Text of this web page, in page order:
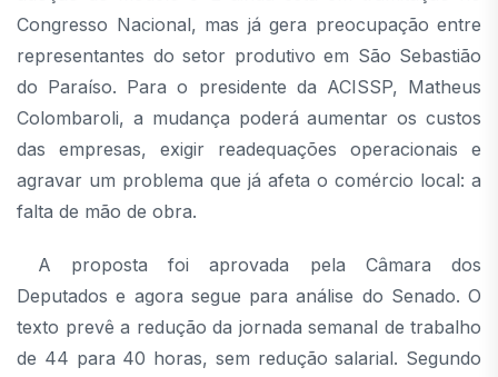
Congresso Nacional, mas já gera preocupação entre
representantes do setor produtivo em São Sebastião
do Paraíso. Para o presidente da ACISSP, Matheus
Colombaroli, a mudança poderá aumentar os custos
das empresas, exigir readequações operacionais e
agravar um problema que já afeta o comércio local: a
falta de mão de obra.
A proposta foi aprovada pela Câmara dos
Deputados e agora segue para análise do Senado. O
texto prevê a redução da jornada semanal de trabalho
de 44 para 40 horas, sem redução salarial. Segundo